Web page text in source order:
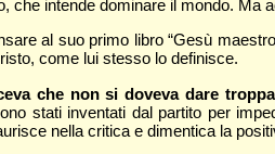
che intende dominare il mondo.
al suo primo libro “Gesù
come lui stesso lo definisce.
che non si doveva dare
stati inventati dal partito per
nella critica e dimentica la